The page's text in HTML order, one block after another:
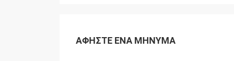
ΑΦΉΣΤΕ ΈΝΑ ΜΉΝΥΜΑ